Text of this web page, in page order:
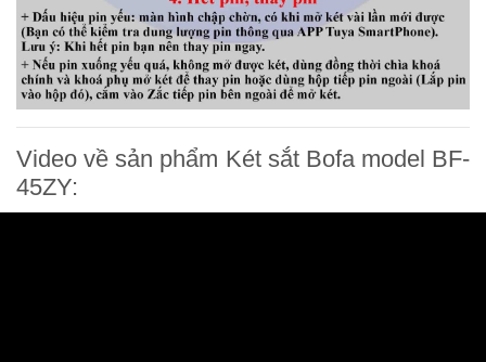
Video về sản phẩm Két sắt Bofa model BF-
45ZY: